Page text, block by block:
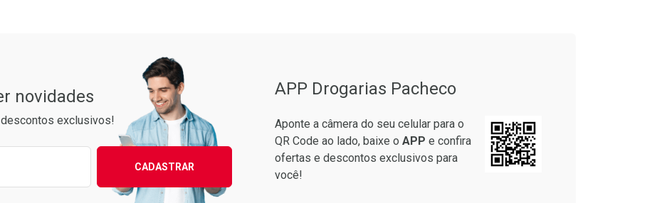
novidades
exclusivos!
para receber as melhores ofertas:
CADASTRAR
APP Drogarias Pacheco
Aponte a câmera do seu celular para o
QR Code ao lado, baixe o APP e confira
ofertas e descontos exclusivos para
você!